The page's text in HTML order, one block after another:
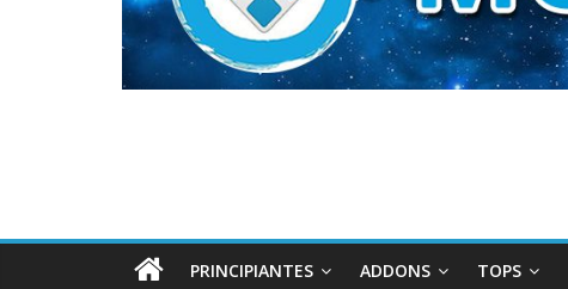
PRINCIPIANTES ADDONS TOPS